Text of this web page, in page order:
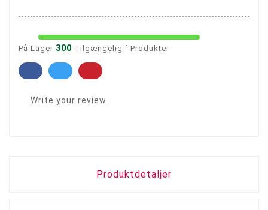
På Lager 300 Tilgængelig ´ Produkter
Write your review
Produktdetaljer